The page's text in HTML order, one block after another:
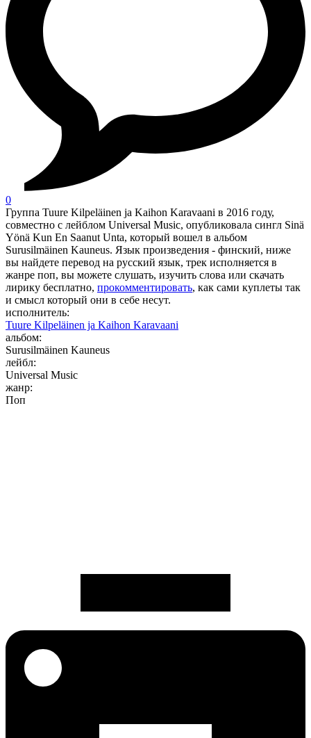
0
Группа Tuure Kilpeläinen ja Kaihon Karavaani в 2016 году,
совместно с лейблом Universal Music, опубликовала сингл Sinä
Yönä Kun En Saanut Unta, который вошел в альбом
Surusilmäinen Kauneus. Язык произведения - финский, ниже
вы найдете перевод на русский язык, трек исполняется в
жанре поп, вы можете слушать, изучить слова или скачать
лирику бесплатно, прокомментировать, как сами куплеты так
и смысл который они в себе несут.
исполнитель:
Tuure Kilpeläinen ja Kaihon Karavaani
альбом:
Surusilmäinen Kauneus
лейбл:
Universal Music
жанр:
Поп